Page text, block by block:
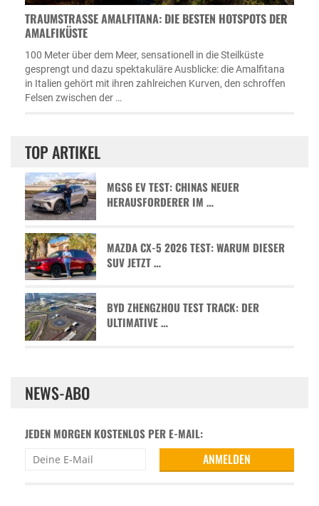
TRAUMSTRASSE AMALFITANA: DIE BESTEN HOTSPOTS DER A
MALFIKÜSTE
100 Meter über dem Meer, sensationell in die Steilküste
gesprengt und dazu spektakuläre Ausblicke: die Amalfitana
in Italien gehört mit ihren zahlreichen Kurven, den schroffen
Felsen zwischen der …
TOP ARTIKEL
MGS6 EV TEST: CHINAS NEUER
HERAUSFORDERER IM …
MAZDA CX-5 2026 TEST: WARUM DIESER
SUV JETZT …
BYD ZHENGZHOU TEST TRACK: DER
ULTIMATIVE …
NEWS-ABO
JEDEN MORGEN KOSTENLOS PER E-MAIL: